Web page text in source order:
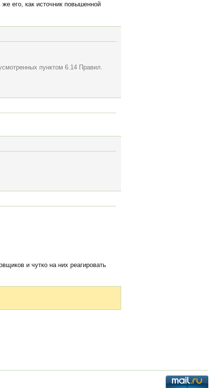
его, как источник повышенной
пунктом 6.14 Правил.
и чутко на них реагировать